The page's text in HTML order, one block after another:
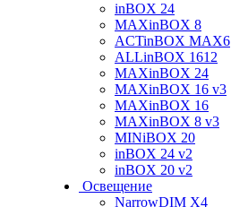
inBOX 24
MAXinBOX 8
ACTinBOX MAX6
ALLinBOX 1612
MAXinBOX 24
MAXinBOX 16 v3
MAXinBOX 16
MAXinBOX 8 v3
MINiBOX 20
inBOX 24 v2
inBOX 20 v2
Освещение
NarrowDIM X4